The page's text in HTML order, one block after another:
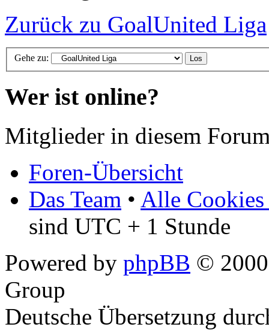
Zurück zu GoalUnited Liga
Gehe zu:
Wer ist online?
Mitglieder in diesem
Foren-Übersicht
Das Team • Alle Cookies
sind UTC + 1 Stunde
Powered by phpBB ©
Group
Deutsche Übersetzung